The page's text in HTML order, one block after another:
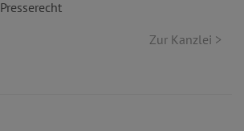
Presserecht
Zur Kanzlei >